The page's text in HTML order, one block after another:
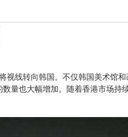
视线转向韩国。不仅韩国美术馆
量也大幅增加。随着香港市场持